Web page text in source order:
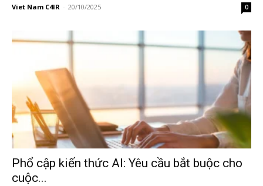
Viet Nam C4IR - 20/10/2025 0
Phổ cập kiến thức AI: Yêu cầu bắt buộc cho
cuộc...